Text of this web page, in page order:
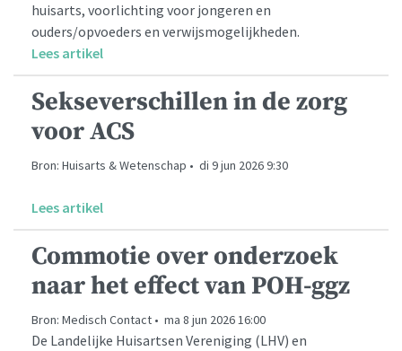
huisarts, voorlichting voor jongeren en
ouders/opvoeders en verwijsmogelijkheden.
Lees artikel
Sekseverschillen in de zorg
voor ACS
Bron: Huisarts & Wetenschap • di 9 jun 2026 9:30
Lees artikel
Commotie over onderzoek
naar het effect van POH-ggz
Bron: Medisch Contact • ma 8 jun 2026 16:00
De Landelijke Huisartsen Vereniging (LHV) en